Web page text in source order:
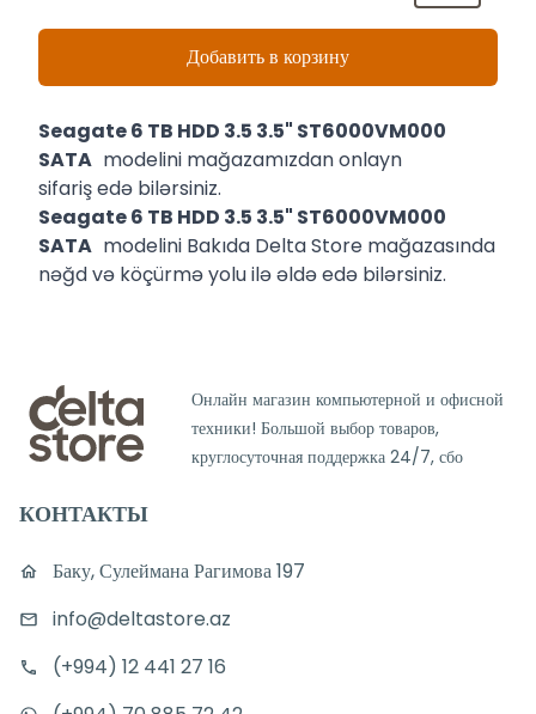
Добавить в корзину
Seagate 6 TB HDD 3.5 3.5" ST6000VM000
SATA modelini mağazamızdan onlayn
sifariş edə bilərsiniz.
Seagate 6 TB HDD 3.5 3.5" ST6000VM000
SATA modelini Bakıda Delta Store mağazasında
nəğd və köçürmə yolu ilə əldə edə bilərsiniz.
Онлайн магазин компьютерной и офисной
техники! Большой выбор товаров,
круглосуточная поддержка 24/7, сбо
КОНТАКТЫ
Баку, Сулеймана Рагимова 197
info@deltastore.az
(+994) 12 441 27 16